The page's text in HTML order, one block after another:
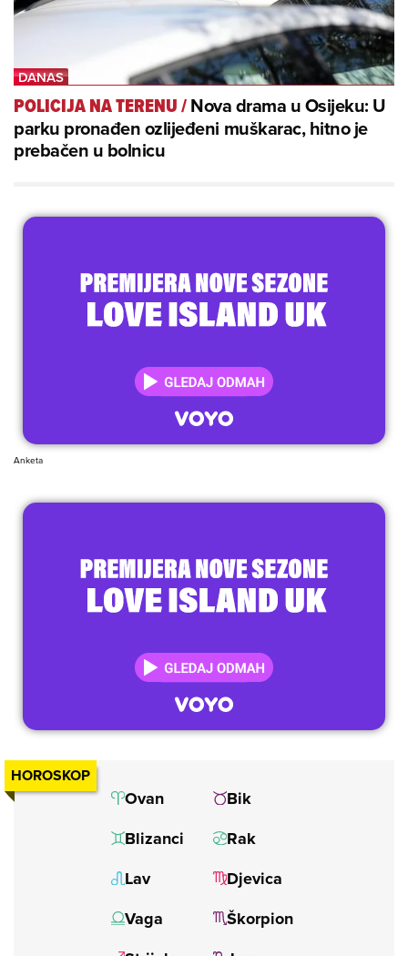
POLICIJA NA TERENU/Nova drama u Osijeku: U
parku pronađen ozlijeđeni muškarac, hitno je
prebačen u bolnicu
Anketa
HOROSKOP